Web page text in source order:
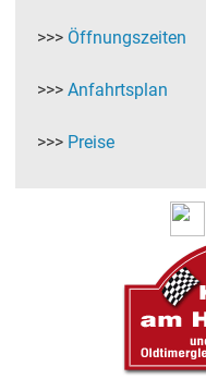
>>> Öffnungszeiten
>>>Anfahrtsplan
>>> Preise